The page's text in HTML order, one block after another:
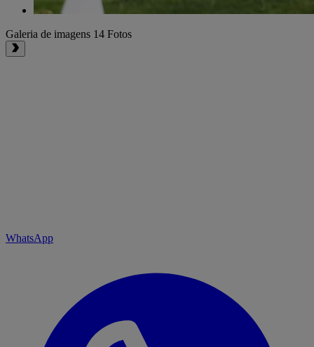
Galeria de imagens 14 Fotos
WhatsApp